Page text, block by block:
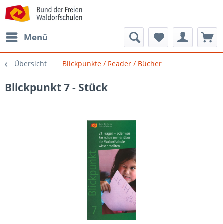
Menü
Übersicht Blickpunkte / Reader / Bücher
Blickpunkt 7 - Stück